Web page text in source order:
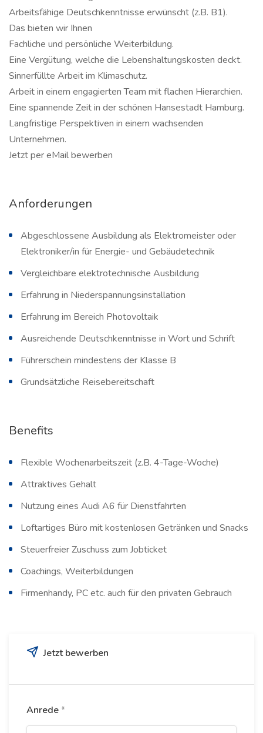
Arbeitsfähige Deutschkenntnisse erwünscht (z.B. B1).
Das bieten wir Ihnen
Fachliche und persönliche Weiterbildung.
Eine Vergütung, welche die Lebenshaltungskosten deckt.
Sinnerfüllte Arbeit im Klimaschutz.
Arbeit in einem engagierten Team mit flachen Hierarchien.
Eine spannende Zeit in der schönen Hansestadt Hamburg.
Langfristige Perspektiven in einem wachsenden
Unternehmen.
Jetzt per eMail bewerben
Anforderungen
Abgeschlossene Ausbildung als Elektromeister oder
Elektroniker/in für Energie- und Gebäudetechnik
Vergleichbare elektrotechnische Ausbildung
Erfahrung in Niederspannungsinstallation
Erfahrung im Bereich Photovoltaik
Ausreichende Deutschkenntnisse in Wort und Schrift
Führerschein mindestens der Klasse B
Grundsätzliche Reisebereitschaft
Benefits
Flexible Wochenarbeitszeit (z.B. 4-Tage-Woche)
Attraktives Gehalt
Nutzung eines Audi A6 für Dienstfahrten
Loftartiges Büro mit kostenlosen Getränken und Snacks
Steuerfreier Zuschuss zum Jobticket
Coachings, Weiterbildungen
Firmenhandy, PC etc. auch für den privaten Gebrauch
Jetzt bewerben
Anrede*